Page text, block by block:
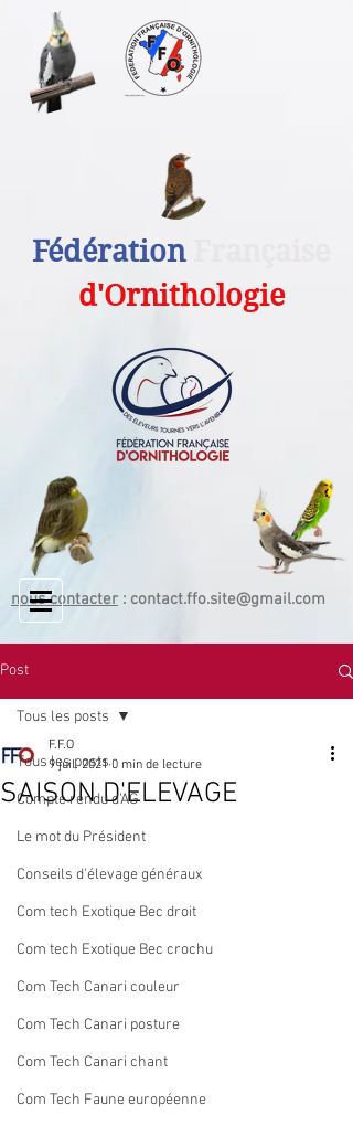
Fédération
d'Ornithologie
nous contacter : contact.ffo.site@gmail.com
Post
Tous les posts
Compte rendu d'AG
Le mot du Président
Conseils d'élevage généraux
Com tech Exotique Bec droit
Com tech Exotique Bec crochu
Com Tech Canari couleur
Com Tech Canari posture
Com Tech Canari chant
Com Tech Faune européenne
Tous les posts
SAISON D'ELEVAGE
F.F.O
9 juil. 2021 0 min de lecture